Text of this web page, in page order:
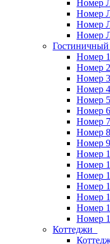
Номер
Номер
Номер
Номер
Гостиничный
Номер 1
Номер 2
Номер 3
Номер 4
Номер 5
Номер 6
Номер 7
Номер 8
Номер 9
Номер
Номер
Номер
Номер
Номер
Номер
Номер
Коттеджи